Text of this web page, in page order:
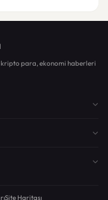
kripto para, ekonomi haberleri
Site Haritası